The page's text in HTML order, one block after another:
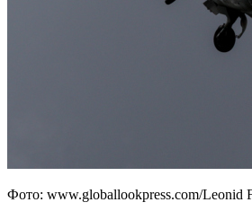
Фото: www.globallookpress.com/Leonid